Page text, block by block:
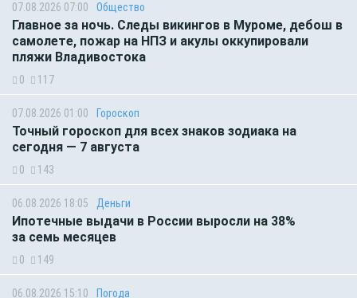
07.08.2026 07:00 Общество
Главное за ночь. Следы викингов в Муроме, дебош в
самолете, пожар на НПЗ и акулы оккупировали
пляжи Владивостока
0 117
07.08.2026 01:00 Гороскоп
Точный гороскоп для всех знаков зодиака на
сегодня — 7 августа
0 143
06.08.2026 18:05 Деньги
Ипотечные выдачи в России выросли на 38%
за семь месяцев
0 149
06.08.2026 15:10 Погода